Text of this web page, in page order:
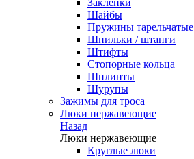
Заклёпки
Шайбы
Пружины тарельчатые
Шпильки / штанги
Штифты
Стопорные кольца
Шплинты
Шурупы
Зажимы для троса
Люки нержавеющие
Назад
Люки нержавеющие
Круглые люки